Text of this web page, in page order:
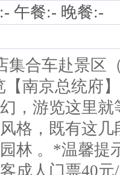
午餐:- 晚餐:-
集合车赴景区
【南京总统府
，游览这里
格，既有这
林 。*温馨提
成人门票40